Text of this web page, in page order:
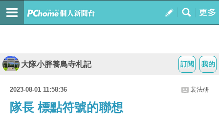
我的
訂閱
大隊小胖養鳥寺札記
2023-08-01 11:58:36 裴法研
隊長 標點符號的聯想